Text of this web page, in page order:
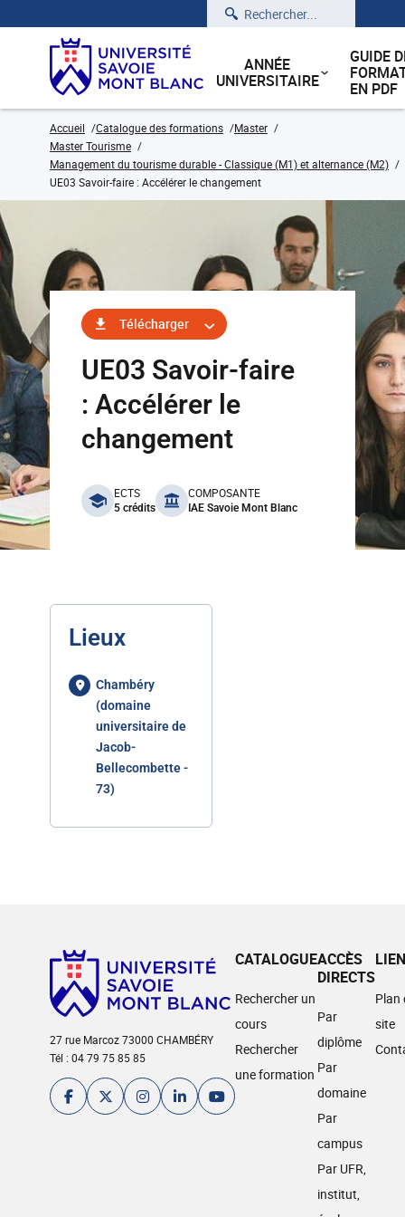
Rechercher
ANNÉE
UNIVERSITAIRE
GUIDE
EN PDF
Accueil Catalogue des formations
Master
Master Tourisme
Management du tourisme durable - Classique (M1) et alternance (M2)
UE03 Savoir-faire : Accélérer le changement
Télécharger
UE03 Savoir-faire
: Accélérer le
changement
benefits
ECTS
5 crédits
COMPOSANTE
IAE Savoie Mont Blanc
Lieux
Chambéry
(domaine
universitaire de
Jacob-
Bellecombette -
73)
27 rue Marcoz 73000 CHAMBÉRY
Tél : 04 79 75 85 85
CATALOGUE
Rechercher un
cours
Rechercher
une formation
ACCÈS
DIRECTS
Par
diplôme
Par
domaine
Par
campus
Par UFR,
institut,
Plan
site